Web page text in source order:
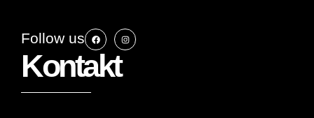
Follow us
Kontakt